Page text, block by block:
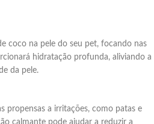
coco na pele do seu pet, focando nas
hidratação profunda, aliviando a
da pele.
propensas a irritações, como patas e
calmante pode ajudar a reduzir a